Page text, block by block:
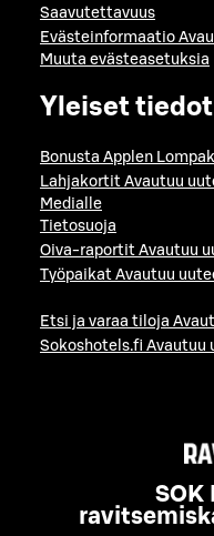
Saavutettavuus
Evästeinformaatio
Muuta evästeasetuksia
Yleiset tiedot
Bonusta Applen
Lahjakortit Avautuu
Medialle
Tietosuoja
Oiva-raportit Avautuu
Työpaikat Avautuu
Etsi ja varaa tiloja
Sokoshotels.fi Avautuu
SOK